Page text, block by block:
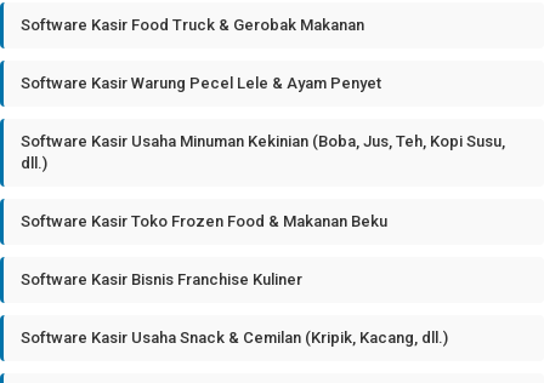
Software Kasir Food Truck & Gerobak Makanan
Software Kasir Warung Pecel Lele & Ayam Penyet
Software Kasir Usaha Minuman Kekinian (Boba, Jus, Teh, Kopi Susu,
dll.)
Software Kasir Toko Frozen Food & Makanan Beku
Software Kasir Bisnis Franchise Kuliner
Software Kasir Usaha Snack & Cemilan (Kripik, Kacang, dll.)